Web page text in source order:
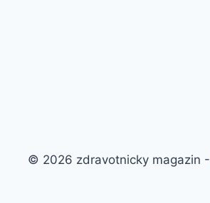
© 2026 zdravotnicky magazin -